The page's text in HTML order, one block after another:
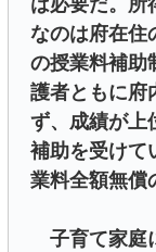
は必要だ。所
なのは府在住
の授業料補助
護者ともに府
ず、成績が上
補助を受けて
業料全額無償
子育て家庭